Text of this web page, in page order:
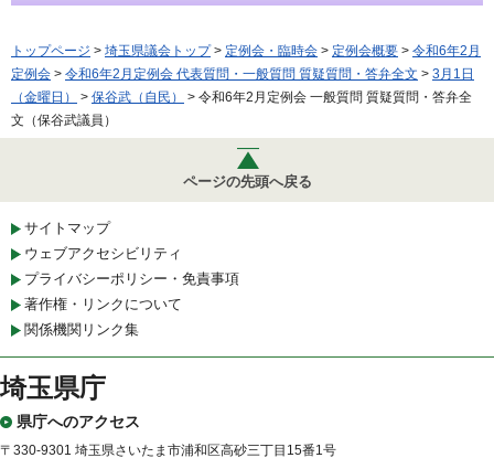
トップページ > 埼玉県議会トップ> 定例会・臨時会 > 定例会概要 > 令和6年2月
定例会 > 令和6年2月定例会 代表質問・一般質問 質疑質問・答弁全文 > 3月1日
（金曜日）
> 保谷武（自民）
> 令和6年2月定例会 一般質問 質疑質問・答弁全
文（保谷武議員）
ページの先頭へ戻る
サイトマップ
ウェブアクセシビリティ
プライバシーポリシー・免責事項
著作権・リンクについて
関係機関リンク集
埼玉県庁
県庁へのアクセス
〒330-9301 埼玉県さいたま市浦和区高砂三丁目15番1号